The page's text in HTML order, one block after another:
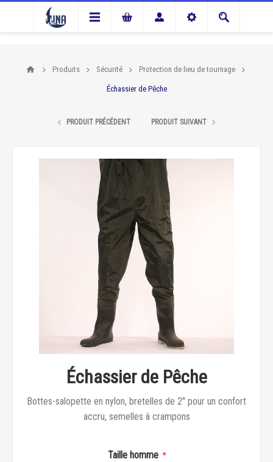
Produits Sécurité Protection de lieu de tournage
Échassier de Pêche
PRODUIT PRÉCÉDENT PRODUIT SUIVANT
Échassier de Pêche
Bottes-salopette en nylon, bretelles de 2'' pour un confort
accru, semelles à crampons
Taille homme *